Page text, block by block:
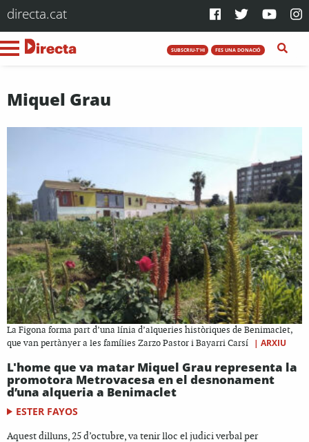
directa.cat
SUBSCRIU-T'HI FES UNA DONACIÓ
Miquel Grau
La Figona forma part d’una línia d’alqueries històriques de Benimaclet,
que van pertànyer a les famílies Zarzo Pastor i Bayarri Carsí
| ARXIU
L'home que va matar Miquel Grau representa la
promotora Metrovacesa en el desnonament
d’una alqueria a Benimaclet
ESTER FAYOS
Aquest dilluns, 25 d’octubre, va tenir lloc el judici verbal per